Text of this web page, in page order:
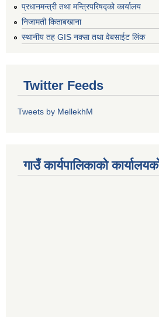
प्रधानमन्त्री तथा मन्त्रिपरिषद्को कार्यालय
निजामती किताबखाना
स्थानीय तह GIS नक्सा तथा वेबसाईट लिंक
Twitter Feeds
Tweets by MellekhM
गाउँ कार्यपालिकाको